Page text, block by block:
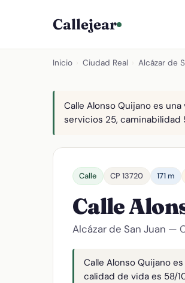
Callejear
Inicio Ciudad Real Alcázar de
Calle Alonso Quijano es
servicios 25, caminabilidad
Calle CP 13720 171 m
Calle
Alcázar de San Juan —
Calle Alonso Quijano
calidad de vida es 58/